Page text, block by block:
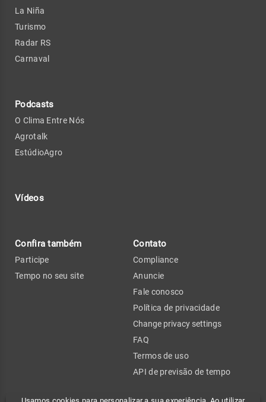
La Niña
Turismo
Radar RS
Carnaval
Podcasts
O Clima Entre Nós
Agrotalk
EstúdioAgro
Vídeos
Confira também
Participe
Tempo no seu site
Contato
Compliance
Anuncie
Fale conosco
Política de privacidade
Change privacy settings
FAQ
Termos de uso
API de previsão de tempo